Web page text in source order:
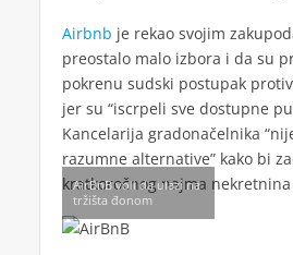
Airbnb je rekao svojim
preostalo malo izbora i da su
pokrenu sudski postupak
jer su “iscrpeli sve dostupne
Kancelarija gradonačelnika
razumne alternative” kako bi
kratkoročnog najma
AirBnB voli da ulazi na
tržišta đonom